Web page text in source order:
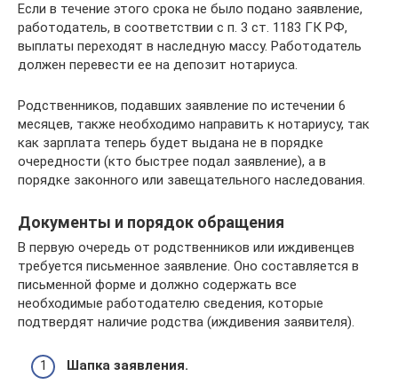
Если в течение этого срока не было подано заявление,
работодатель, в соответствии с п. 3 ст. 1183 ГК РФ,
выплаты переходят в наследную массу. Работодатель
должен перевести ее на депозит нотариуса.
Родственников, подавших заявление по истечении 6
месяцев, также необходимо направить к нотариусу, так
как зарплата теперь будет выдана не в порядке
очередности (кто быстрее подал заявление), а в
порядке законного или завещательного наследования.
Документы и порядок обращения
В первую очередь от родственников или иждивенцев
требуется письменное заявление. Оно составляется в
письменной форме и должно содержать все
необходимые работодателю сведения, которые
подтвердят наличие родства (иждивения заявителя).
Шапка заявления.